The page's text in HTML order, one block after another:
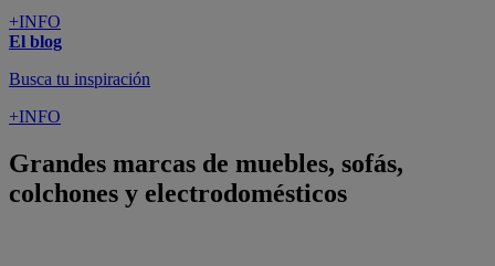
+INFO
El blog
Busca tu inspiración
+INFO
Grandes marcas de muebles, sofás,
colchones y electrodomésticos